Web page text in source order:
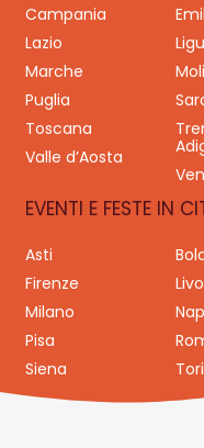
Campania
Lazio
Marche
Puglia
Toscana
Valle d’Aosta
EVENTI E FESTE IN
Asti
Firenze
Milano
Pisa
Siena